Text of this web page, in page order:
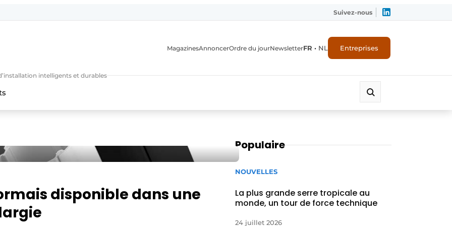
Suivez-nous
intelligents et durables
MagazinesAnnoncerOrdre du jourNewsletterFR • NL Entreprises
disponible dans une
Populaire
NOUVELLES
La plus grande serre tropicale au
monde, un tour de force technique
24 juillet 2026